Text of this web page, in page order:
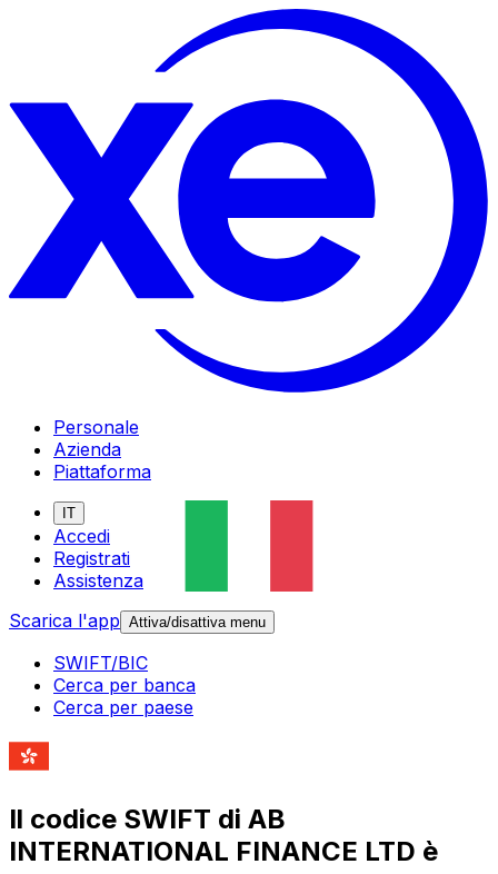
Personale
Azienda
Piattaforma
IT
Accedi
Registrati
Assistenza
Scarica l'app Attiva/disattiva menu
SWIFT/BIC
Cerca per banca
Cerca per paese
Il codice SWIFT di AB
INTERNATIONAL FINANCE LTD è